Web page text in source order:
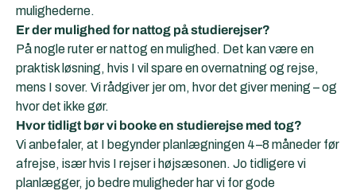
mulighederne.
Er der mulighed for nattog på studierejser?
På nogle ruter er nattog en mulighed. Det kan være en
praktisk løsning, hvis I vil spare en overnatning og rejse,
mens I sover. Vi rådgiver jer om, hvor det giver mening – og
hvor det ikke gør.
Hvor tidligt bør vi booke en studierejse med tog?
Vi anbefaler, at I begynder planlægningen 4–8 måneder før
afrejse, især hvis I rejser i højsæsonen. Jo tidligere vi
planlægger, jo bedre muligheder har vi for gode